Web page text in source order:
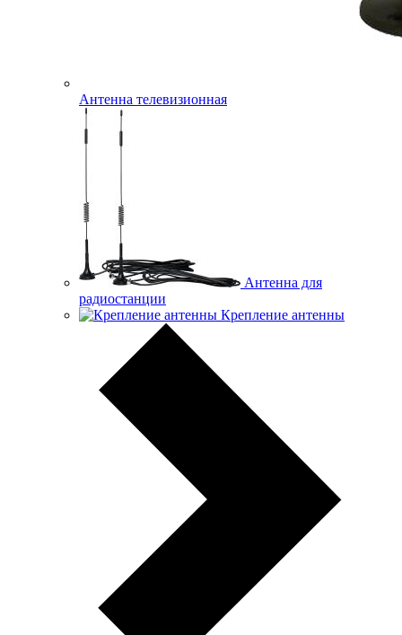
Антенна телевизионная
Антенна для
радиостанции
Крепление антенны